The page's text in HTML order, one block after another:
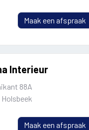
Maak een afspraak
Interieur
88A
Holsbeek
Maak een afspraak